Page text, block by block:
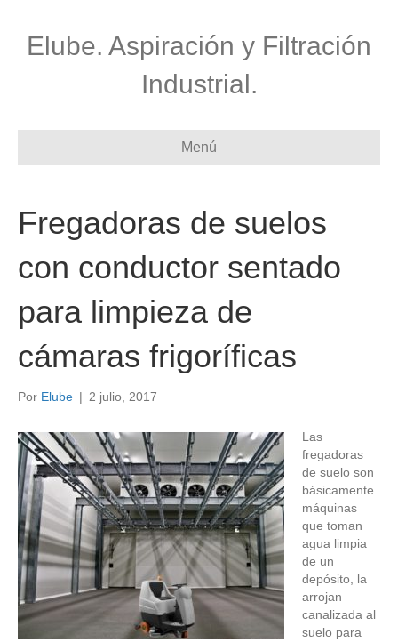
Elube. Aspiración y Filtración
Industrial.
Menú
Fregadoras de suelos
con conductor sentado
para limpieza de
cámaras frigoríficas
Por Elube | 2 julio, 2017
Las
fregadoras
de suelo son
básicamente
máquinas
que toman
agua limpia
de un
depósito, la
arrojan
canalizada al
suelo para